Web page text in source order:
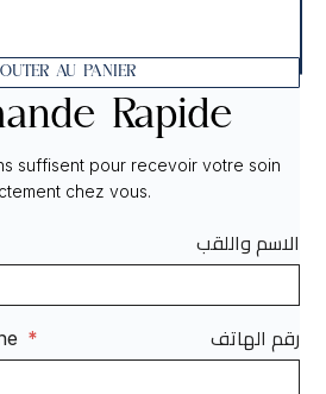
AU PANIER
Rapide
suffisent pour recevoir votre soin
chez vous.
الاسم واللقب
* رقم الهاتف